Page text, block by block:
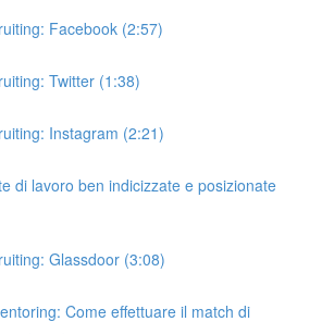
Facebook (2:57)
Twitter (1:38)
Instagram (2:21)
di lavoro ben indicizzate e posizionate
Glassdoor (3:08)
Come effettuare il match di